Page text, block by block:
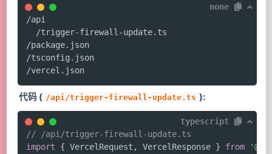
none
/api
  /trigger-firewall-update.ts
/package.json
/tsconfig.json
/vercel.json
代码 ( /api/trigger-firewall-update.ts ):
typescript
// /api/trigger-firewall-update.ts
import
{ VercelRequest , VercelResponse } from